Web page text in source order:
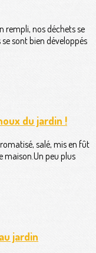
rempli, nos déchets se
sont bien développés
du jardin !
salé, mis en fût
maison.Un peu plus
jardin